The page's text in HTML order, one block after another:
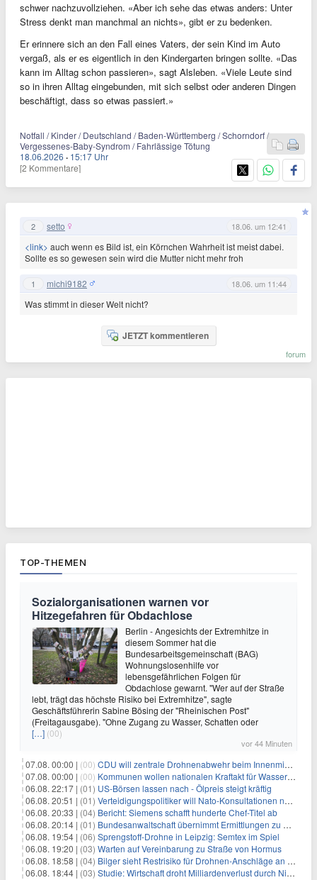
schwer nachzuvollziehen. «Aber ich sehe das etwas anders: Unter
Stress denkt man manchmal an nichts», gibt er zu bedenken.
Er erinnere sich an den Fall eines Vaters, der sein Kind im Auto
vergaß, als er es eigentlich in den Kindergarten bringen sollte. «Das
kann im Alltag schon passieren», sagt Alsleben. «Viele Leute sind
so in ihren Alltag eingebunden, mit sich selbst oder anderen Dingen
beschäftigt, dass so etwas passiert.»
Notfall / Kinder / Deutschland / Baden-Württemberg / Schorndorf /
Vergessenes-Baby-Syndrom / Fahrlässige Tötung
18.06.2026 · 15:17 Uhr
[2 Kommentare]
2 setto 18.06. um 12:41
<link> auch wenn es Bild ist, ein Körnchen Wahrheit ist meist dabei.
Sollte es so gewesen sein wird die Mutter nicht mehr froh
1 michi9182 18.06. um 11:44
Was stimmt in dieser Welt nicht?
JETZT kommentieren
forum
TOP-THEMEN
Sozialorganisationen warnen vor
Hitzegefahren für Obdachlose
Berlin - Angesichts der Extremhitze in
diesem Sommer hat die
Bundesarbeitsgemeinschaft (BAG)
Wohnungslosenhilfe vor
lebensgefährlichen Folgen für
Obdachlose gewarnt. "Wer auf der Straße
lebt, trägt das höchste Risiko bei Extremhitze", sagte
Geschäftsführerin Sabine Bösing der "Rheinischen Post"
(Freitagausgabe). "Ohne Zugang zu Wasser, Schatten oder
[…] (00)
vor 44 Minuten
07.08. 00:00 | (00) CDU will zentrale Drohnenabwehr beim Innenministerium
07.08. 00:00 | (00) Kommunen wollen nationalen Kraftakt für Wasserversorgung
06.08. 22:17 | (01) US-Börsen lassen nach - Ölpreis steigt kräftig
06.08. 20:51 | (01) Verteidigungspolitiker will Nato-Konsultationen nach Drohnenfund
06.08. 20:33 | (04) Bericht: Siemens schafft hunderte Chef-Titel ab
06.08. 20:14 | (01) Bundesanwaltschaft übernimmt Ermittlungen zu Drohnenvorfall
06.08. 19:54 | (06) Sprengstoff-Drohne in Leipzig: Semtex im Spiel
06.08. 19:20 | (03) Warten auf Vereinbarung zu Straße von Hormus
06.08. 18:58 | (04) Bilger sieht Restrisiko für Drohnen-Anschläge an Flughäfen
06.08. 18:44 | (03) Studie: Wirtschaft droht Milliardenverlust durch Niedrigwasser